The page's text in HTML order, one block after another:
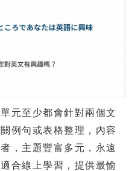
元至少都會針對兩個文
例句或表格整理，內容
，主題豐富多元，永遠
合線上學習，提供最愉